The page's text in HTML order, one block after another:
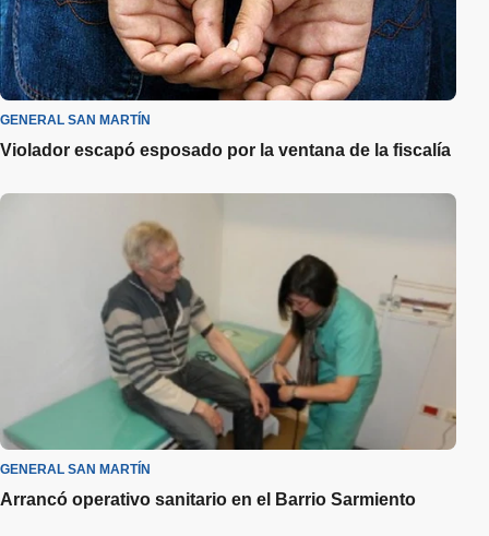
GENERAL SAN MARTÍN
Violador escapó esposado por la ventana de la fiscalía
GENERAL SAN MARTÍN
Arrancó operativo sanitario en el Barrio Sarmiento